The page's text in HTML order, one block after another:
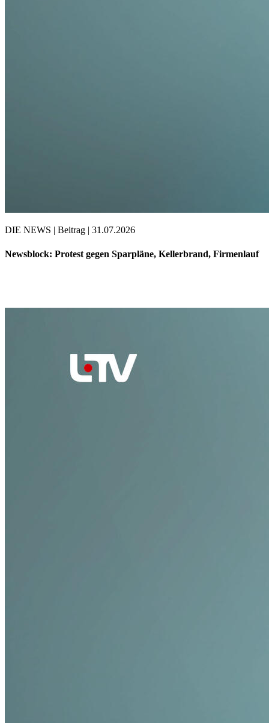
DIE NEWS | Beitrag | 31.07.2026
Newsblock: Protest gegen Sparpläne, Kellerbrand, Firmenlauf